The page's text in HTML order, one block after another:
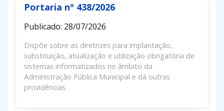
Portaria nº 438/2026
Publicado: 28/07/2026
Dispõe sobre as diretrizes para implantação,
substituição, atualização e utilização obrigatória de
sistemas informatizados no âmbito da
Administração Pública Municipal e dá outras
providências.